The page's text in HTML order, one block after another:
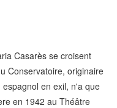
Casarès se croisent
Conservatoire, originaire
en exil, n'a que
en 1942 au Théâtre